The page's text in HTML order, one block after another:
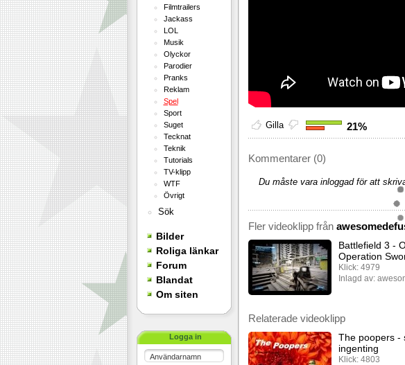
Filmtrailers
Jackass
LOL
Musik
Olyckor
Parodier
Pranks
Reklam
Spel
Sport
Suget
Tecknat
Teknik
Tutorials
TV-klipp
WTF
Övrigt
Sök
Bilder
Roliga länkar
Forum
Blandat
Om siten
Logga in
Användarnamn
Gilla 21%
Kommentarer (0)
Du måste vara inloggad för att
Fler videoklipp från
Battlefield 3 -
Operation
Klick: 4979
Inlagd av:
Relaterade videoklipp
The poopers -
ingenting
Klick: 4803